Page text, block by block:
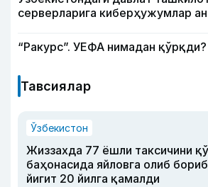
серверларига киберҳужумлар
“Ракурс”. УЕФА нимадан қўрқди?
Тавсиялар
Ўзбекистон
Жиззахда 77 ёшли таксичини
баҳонасида яйловга олиб
йигит 20 йилга қамалди